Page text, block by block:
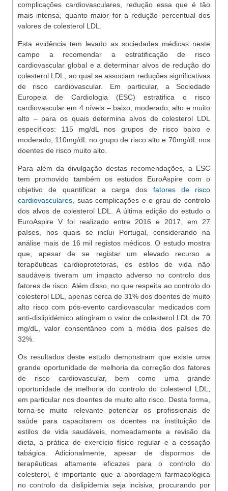
complicações cardiovasculares, redução essa que é tão
mais intensa, quanto maior for a redução percentual dos
valores de colesterol LDL.
Esta evidência tem levado as sociedades médicas neste
campo a recomendar a estratificação de risco
cardiovascular global e a determinar alvos de redução do
colesterol LDL, ao qual se associam reduções significativas
de risco cardiovascular. Em particular, a Sociedade
Europeia de Cardiologia (ESC) estratifica o risco
cardiovascular em 4 níveis – baixo, moderado, alto e muito
alto – para os quais determina alvos de colesterol LDL
específicos: 115 mg/dL nos grupos de risco baixo e
moderado, 110mg/dL no grupo de risco alto e 70mg/dL nos
doentes de risco muito alto.
Para além da divulgação destas recomendações, a ESC
tem promovido também os estudos EuroAspire com o
objetivo de quantificar a carga dos fatores de risco
cardiovasculares , suas complicações e o grau de controlo
dos alvos de colesterol LDL. A última edição do estudo o
EuroAspire V foi realizado entre 2016 e 2017, em 27
países, nos quais se inclui Portugal, considerando na
análise mais de 16 mil registos médicos. O estudo mostra
que, apesar de se registar um elevado recurso a
terapêuticas cardioprotetoras, os estilos de vida não
saudáveis tiveram um impacto adverso no controlo dos
fatores de risco. Além disso, no que respeita ao controlo do
colesterol LDL, apenas cerca de 31% dos doentes de muito
alto risco com pós-evento cardiovascular medicados com
anti-dislipidémico atingiram o valor de colesterol LDL de 70
mg/dL, valor consentâneo com a média dos países de
32%.
Os resultados deste estudo demonstram que existe uma
grande oportunidade de melhoria da correção dos fatores
de risco cardiovascular, bem como uma grande
oportunidade de melhoria do controlo do colesterol LDL,
em particular nos doentes de muito alto risco. Desta forma,
torna-se muito relevante potenciar os profissionais de
saúde para capacitarem os doentes na instituição de
estilos de vida saudáveis, nomeadamente a revisão da
dieta, a prática de exercício físico regular e a cessação
tabágica. Adicionalmente, apesar de dispormos de
terapêuticas altamente eficazes para o controlo do
colesterol, é importante que a abordagem farmacológica
no controlo da dislipidemia seja incisiva, procurando por